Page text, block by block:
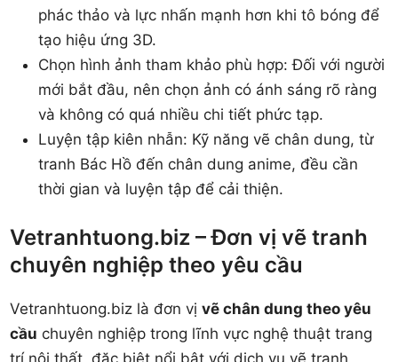
phác thảo và lực nhấn mạnh hơn khi tô bóng để
tạo hiệu ứng 3D.
Chọn hình ảnh tham khảo phù hợp: Đối với người
mới bắt đầu, nên chọn ảnh có ánh sáng rõ ràng
và không có quá nhiều chi tiết phức tạp.
Luyện tập kiên nhẫn: Kỹ năng vẽ chân dung, từ
tranh Bác Hồ đến chân dung anime, đều cần
thời gian và luyện tập để cải thiện.
Vetranhtuong.biz – Đơn vị vẽ tranh
chuyên nghiệp theo yêu cầu
Vetranhtuong.biz là đơn vịvẽ chân dung theo yêu
cầu chuyên nghiệp trong lĩnh vực nghệ thuật trang